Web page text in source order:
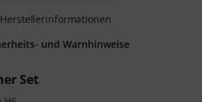
Set
Herstellerinformationen
und Warnhinweise